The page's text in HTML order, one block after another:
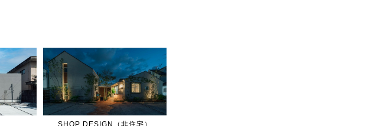
SHOP DESIGN（非住宅）